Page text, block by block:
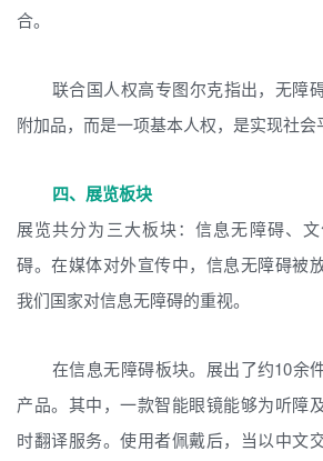
合。
联合国人权高专图尔克指出，无障
附加品，而是一项基本人权，是实现社会
四、展览板块
展览共分为三大板块：信息无障碍、
碍。在媒体对外宣传中，信息无障碍被
我们国家对信息无障碍的重视。
在信息无障碍板块。展出了约10余
产品。其中，一款智能眼镜能够为听障
时翻译服务。使用者佩戴后，当以中文